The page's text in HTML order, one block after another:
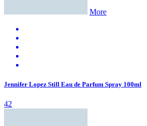
More
Jennifer Lopez Still Eau de Parfum Spray 100ml
42